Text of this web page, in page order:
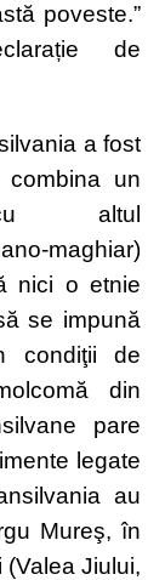
poveste.”
de
a fost
un
altul
maghiar)
nici o etnie
se impună
condiţii de
din
pare
legate
au
Mureş, în
(Valea Jiului,